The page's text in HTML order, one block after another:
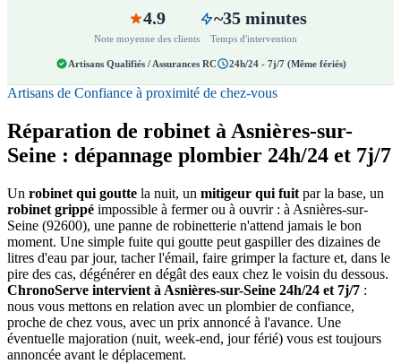
4.9
Note moyenne des clients
~35 minutes
Temps d'intervention
Artisans Qualifiés / Assurances RC 24h/24 - 7j/7 (Même fériés)
Artisans de Confiance à proximité de chez-vous
Réparation de robinet à Asnières-sur-
Seine : dépannage plombier 24h/24 et 7j/7
Un robinet qui goutte la nuit, un mitigeur qui fuit par la base, un
robinet grippé impossible à fermer ou à ouvrir : à Asnières-sur-
Seine (92600), une panne de robinetterie n'attend jamais le bon
moment. Une simple fuite qui goutte peut gaspiller des dizaines de
litres d'eau par jour, tacher l'émail, faire grimper la facture et, dans le
pire des cas, dégénérer en dégât des eaux chez le voisin du dessous.
ChronoServe intervient à Asnières-sur-Seine 24h/24 et 7j/7 :
nous vous mettons en relation avec un plombier de confiance,
proche de chez vous, avec un prix annoncé à l'avance. Une
éventuelle majoration (nuit, week-end, jour férié) vous est toujours
annoncée avant le déplacement.